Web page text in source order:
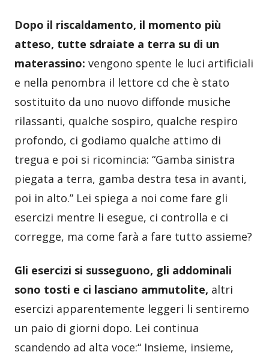
Dopo il riscaldamento, il momento più
atteso, tutte sdraiate a terra su di un
materassino: vengono spente le luci artificiali
e nella penombra il lettore cd che è stato
sostituito da uno nuovo diffonde musiche
rilassanti, qualche sospiro, qualche respiro
profondo, ci godiamo qualche attimo di
tregua e poi si ricomincia: “Gamba sinistra
piegata a terra, gamba destra tesa in avanti,
poi in alto.” Lei spiega a noi come fare gli
esercizi mentre li esegue, ci controlla e ci
corregge, ma come farà a fare tutto assieme?
Gli esercizi si susseguono, gli addominali
sono tosti e ci lasciano ammutolite, altri
esercizi apparentemente leggeri li sentiremo
un paio di giorni dopo. Lei continua
scandendo ad alta voce:“ Insieme, insieme,